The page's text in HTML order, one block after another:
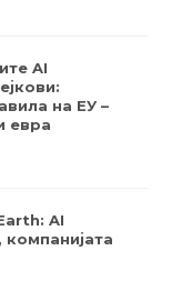
AI
на ЕУ –
евра
AI